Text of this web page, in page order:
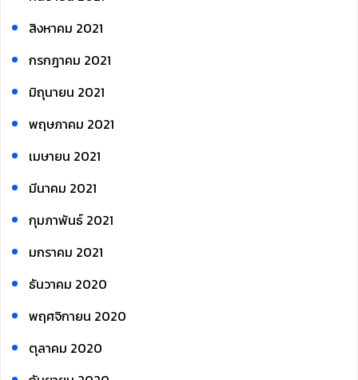
สิงหาคม 2021
กรกฎาคม 2021
มิถุนายน 2021
พฤษภาคม 2021
เมษายน 2021
มีนาคม 2021
กุมภาพันธ์ 2021
มกราคม 2021
ธันวาคม 2020
พฤศจิกายน 2020
ตุลาคม 2020